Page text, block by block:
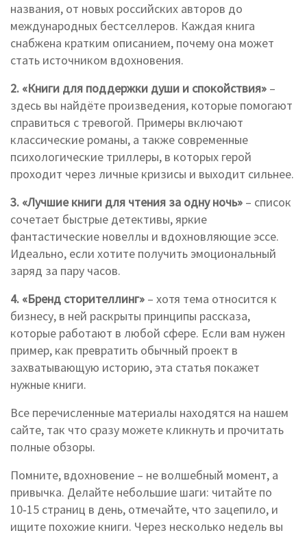
названия, от новых российских авторов до
международных бестселлеров. Каждая книга
снабжена кратким описанием, почему она может
стать источником вдохновения.
2. «Книги для поддержки души и спокойствия» –
здесь вы найдёте произведения, которые помогают
справиться с тревогой. Примеры включают
классические романы, а также современные
психологические триллеры, в которых герой
проходит через личные кризисы и выходит сильнее.
3. «Лучшие книги для чтения за одну ночь» – список
сочетает быстрые детективы, яркие
фантастические новеллы и вдохновляющие эссе.
Идеально, если хотите получить эмоциональный
заряд за пару часов.
4. «Бренд сторителлинг» – хотя тема относится к
бизнесу, в ней раскрыты принципы рассказа,
которые работают в любой сфере. Если вам нужен
пример, как превратить обычный проект в
захватывающую историю, эта статья покажет
нужные книги.
Все перечисленные материалы находятся на нашем
сайте, так что сразу можете кликнуть и прочитать
полные обзоры.
Помните, вдохновение – не волшебный момент, а
привычка. Делайте небольшие шаги: читайте по
10‑15 страниц в день, отмечайте, что зацепило, и
ищите похожие книги. Через несколько недель вы